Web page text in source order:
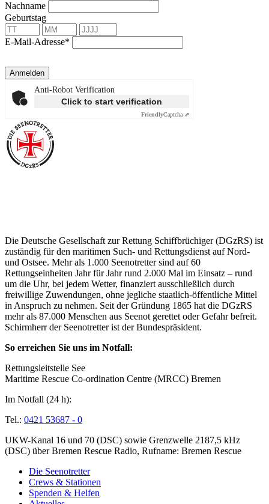
Nachname
Geburtstag
E-Mail-Adresse*
Anmelden
Anti-Robot Verification
Click to start verification
FriendlyCaptcha ⇗
Die Deutsche Gesellschaft zur Rettung Schiffbrüchiger (DGzRS) ist
zuständig für den maritimen Such- und Rettungsdienst auf Nord-
und Ostsee. Mehr als 1.000 Seenotretter sind auf 60
Rettungseinheiten Jahr für Jahr rund 2.000 Mal im Einsatz – rund
um die Uhr, bei jedem Wetter, finanziert ausschließlich durch
freiwillige Zuwendungen, ohne jegliche staatlich-öffentliche Mittel
in Anspruch zu nehmen. Seit der Gründung 1865 hat die DGzRS
mehr als 87.000 Menschen aus Seenot gerettet oder Gefahr befreit.
Schirmherr der Seenotretter ist der Bundespräsident.
So erreichen Sie uns im Notfall:
Rettungsleitstelle See
Maritime Rescue Co-ordination Centre (MRCC) Bremen
Im Notfall (24 h):
Tel.: 0421 53687 - 0
UKW-Kanal 16 und 70 (DSC) sowie Grenzwelle 2187,5 kHz
(DSC) über Bremen Rescue Radio, Rufname: Bremen Rescue
Die Seenotretter
Crews & Stationen
Spenden & Helfen